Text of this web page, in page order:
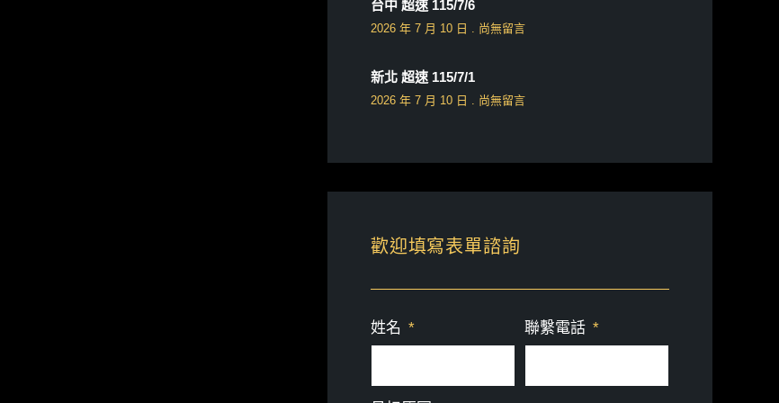
台中 超速 115/7/6
2026 年 7 月 10 日 尚無留言
新北 超速 115/7/1
2026 年 7 月 10 日 尚無留言
歡迎填寫表單諮詢
姓名 聯繫電話